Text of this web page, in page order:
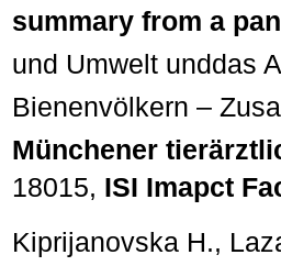
summary from a
und Umwelt unddas
Bienenvölkern –
Münchener
18015, ISI Imapct
Kiprijanovska H.,